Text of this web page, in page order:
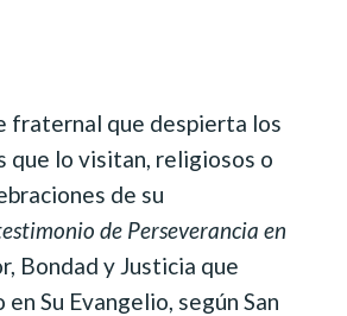
fraternal que despierta los
que lo visitan, religiosos o
de su
de Perseverancia en
Bondad y Justicia que
Su Evangelio, según San